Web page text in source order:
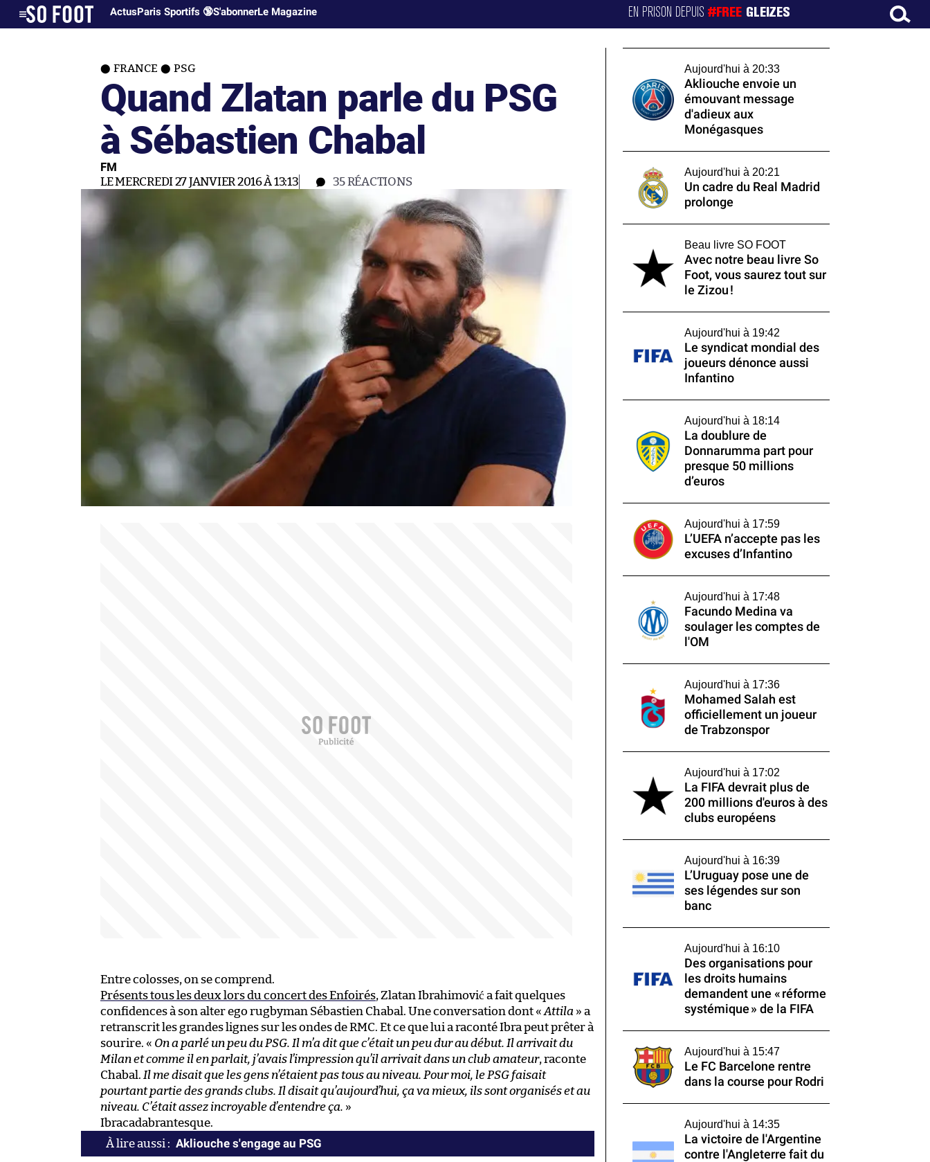
ActusParis Sportifs 🔞S'abonnerLe Magazine EN PRISON DEPUIS#FREE GLEIZES
FRANCE PSG
Quand Zlatan parle du PSG
à Sébastien Chabal
FM
LE MERCREDI 27 JANVIER 2016 À 13:13 35RÉACTIONS
Entre colosses, on se comprend.
Présents tous les deux lors du concert des Enfoirés, Zlatan Ibrahimović a fait quelques
confidences à son alter ego rugbyman Sébastien Chabal. Une conversation dont «Attila » a
retranscrit les grandes lignes sur les ondes de RMC. Et ce que lui a raconté Ibra peut prêter à
sourire. « On a parlé un peu du PSG. Il m’a dit que c’était un peu dur au début. Il arrivait du
Milan et comme il en parlait, j’avais l’impression qu’il arrivait dans un club amateur, raconte
Chabal. Il me disait que les gens n’étaient pas tous au niveau. Pour moi, le PSG faisait
pourtant partie des grands clubs. Il disait qu’aujourd’hui, ça va mieux, ils sont organisés et au
niveau. C’était assez incroyable d’entendre ça. »
Ibracadabrantesque.
Akliouche s'engage au PSG
Aujourd'hui à 20:33
Akliouche envoie un
émouvant message
d'adieux aux
Monégasques
Aujourd'hui à 20:21
Un cadre du Real Madrid
prolonge
Beau livre SO FOOT
Avec notre beau livre So
Foot, vous saurez tout sur
le Zizou !
Aujourd'hui à 19:42
Le syndicat mondial des
joueurs dénonce aussi
Infantino
Aujourd'hui à 18:14
La doublure de
Donnarumma part pour
presque 50 millions
d’euros
Aujourd'hui à 17:59
L’UEFA n’accepte pas les
excuses d’Infantino
Aujourd'hui à 17:48
Facundo Medina va
soulager les comptes de
l'OM
Aujourd'hui à 17:36
Mohamed Salah est
officiellement un joueur
de Trabzonspor
Aujourd'hui à 17:02
La FIFA devrait plus de
200 millions d'euros à des
clubs européens
Aujourd'hui à 16:39
L’Uruguay pose une de
ses légendes sur son
banc
Aujourd'hui à 16:10
Des organisations pour
les droits humains
demandent une « réforme
systémique » de la FIFA
Aujourd'hui à 15:47
Le FC Barcelone rentre
dans la course pour Rodri
Aujourd'hui à 14:35
La victoire de l'Argentine
contre l'Angleterre fait du